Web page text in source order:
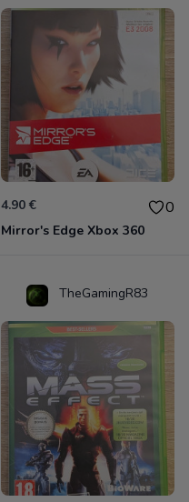
4.90 € 0
Mirror's Edge Xbox 360
TheGamingR83